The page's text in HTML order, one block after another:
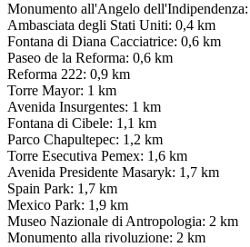
Monumento all'Angelo
Ambasciata degli Stati Uniti: 0,4 km
Fontana di Diana Cacciatrice: 0,6 km
Paseo de la Reforma: 0,6 km
Reforma 222: 0,9 km
Torre Mayor: 1 km
Avenida Insurgentes: 1 km
Fontana di Cibele: 1,1 km
Parco Chapultepec: 1,2 km
Torre Esecutiva Pemex: 1,6 km
Avenida Presidente Masaryk: 1,7 km
Spain Park: 1,7 km
Mexico Park: 1,9 km
Museo Nazionale di Antropologia: 2 km
Monumento alla rivoluzione: 2 km